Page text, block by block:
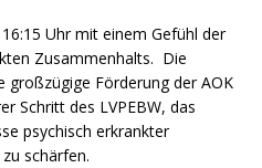
Uhr mit einem Gefühl der
Zusammenhalts. Die
großzügige Förderung der AOK
Schritt des LVPEBW, das
psychisch erkrankter
schärfen.